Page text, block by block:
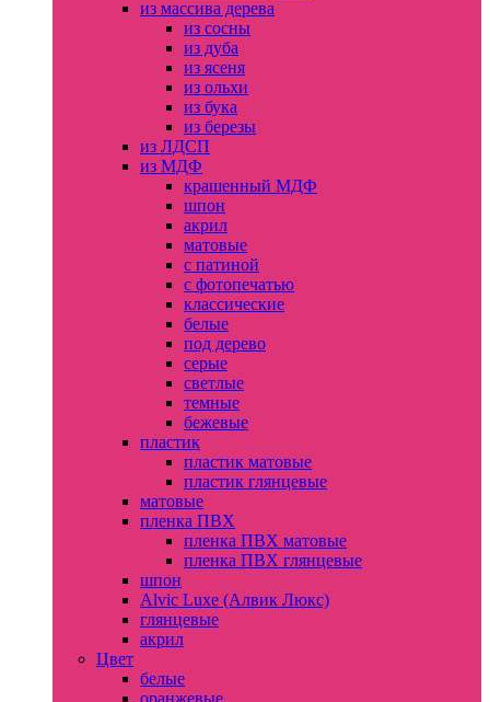
из массива дерева
из сосны
из дуба
из ясеня
из ольхи
из бука
из березы
из ЛДСП
из МДФ
крашенный МДФ
шпон
акрил
матовые
с патиной
с фотопечатью
классические
белые
под дерево
серые
светлые
темные
бежевые
пластик
пластик матовые
пластик глянцевые
матовые
пленка ПВХ
пленка ПВХ матовые
пленка ПВХ глянцевые
шпон
Alvic Luxe (Алвик Люкс)
глянцевые
акрил
Цвет
белые
оранжевые